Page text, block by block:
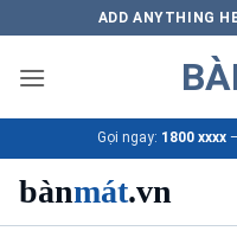
qua
nội
ADD ANYTHING
Gọi ngay: 1800 xxxx
bànmát.vn